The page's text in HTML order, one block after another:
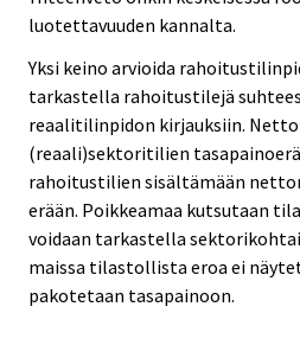
luotettavuuden kannalta.
Yksi keino arvioida
tarkastella rahoitustilejä
reaalitilinpidon kirjauksiin.
(reaali)sektoritilien
rahoitustilien sisältämään
erään. Poikkeamaa kutsutaan
voidaan tarkastella
maissa tilastollista eroa ei
pakotetaan tasapainoon.